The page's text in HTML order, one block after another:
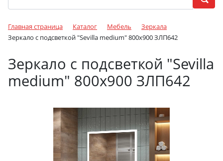
Главная страница Каталог Мебель
Зеркала
Зеркало с подсветкой "Sevilla medium" 800x900 ЗЛП642
Зеркало с подсветкой "Sevilla
medium" 800x900 ЗЛП642